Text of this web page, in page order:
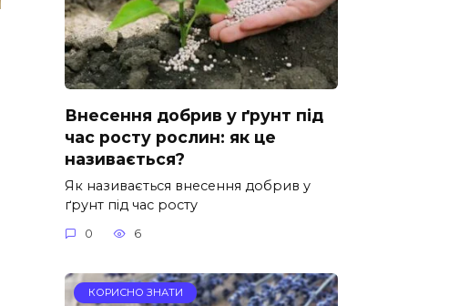
Внесення добрив у ґрунт під
час росту рослин: як це
називається?
Як називається внесення добрив у
ґрунт під час росту
0 6
КОРИСНО ЗНАТИ